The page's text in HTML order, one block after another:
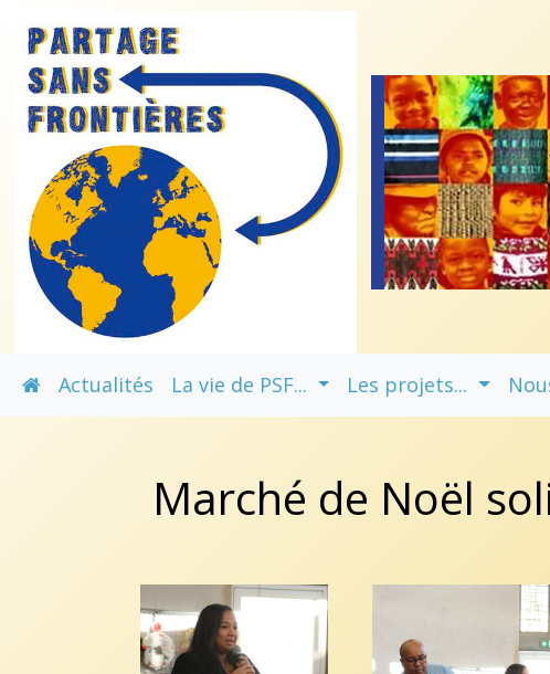
Actualités La vie de PSF... Les projets...
Marché de Noël